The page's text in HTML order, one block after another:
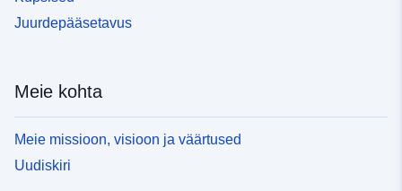
Juurdepääsetavus
Meie kohta
Meie missioon, visioon ja väärtused
Uudiskiri